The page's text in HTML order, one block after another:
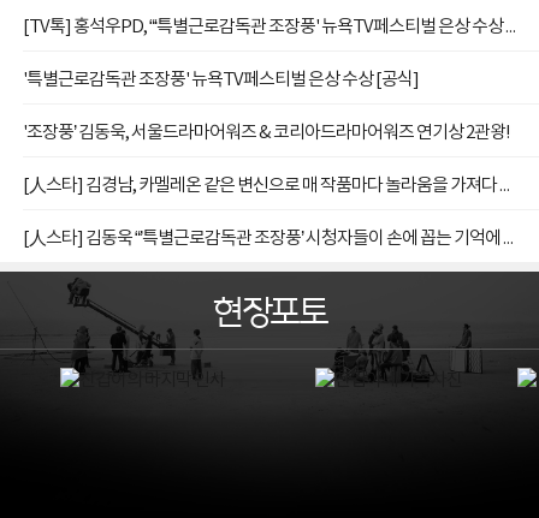
[TV톡] 홍석우PD, “‘특별근로감독관 조장풍' 뉴욕TV페스티벌 은상 수상 감사"
'특별근로감독관 조장풍' 뉴욕TV페스티벌 은상 수상 [공식]
'조장풍’ 김동욱, 서울드라마어워즈 & 코리아드라마어워즈 연기상 2관왕!
[人스타] 김경남, 카멜레온 같은 변신으로 매 작품마다 놀라움을 가져다 주는 배우
[人스타] 김동욱 “’특별근로감독관 조장풍’ 시청자들이 손에 꼽는 기억에 남는 드라마 되길”
현장포토